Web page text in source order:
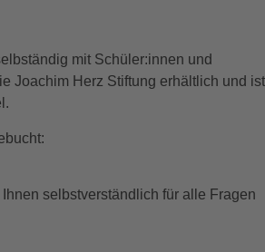
mit Schüler:innen und
Joachim Herz Stiftung erhältlich und ist
selbstverständlich für alle Fragen